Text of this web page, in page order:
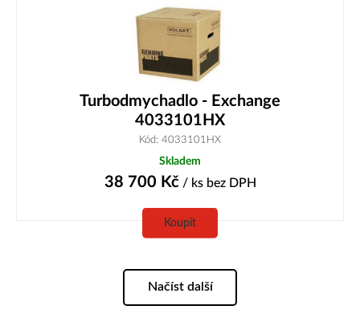
Turbodmychadlo - Exchange
4033101HX
Kód: 4033101HX
Skladem
38 700 Kč/ ks bez DPH
Koupit
Načíst další